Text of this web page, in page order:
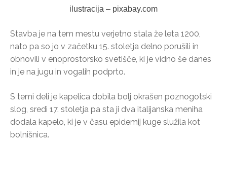
ilustracija – pixabay.com
Stavba je na tem mestu verjetno stala že leta 1200,
nato pa so jo v začetku 15. stoletja delno porušili in
obnovili v enoprostorsko svetišče, ki je vidno še danes
in je na jugu in vogalih podprto.
S temi deli je kapelica dobila bolj okrašen poznogotski
slog, sredi 17. stoletja pa sta ji dva italijanska meniha
dodala kapelo, ki je v času epidemij kuge služila kot
bolnišnica.